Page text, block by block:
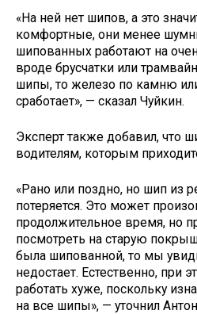
«На ней нет шипов, а это
комфортные, они менее
шипованных работают на
вроде брусчатки или
шипы, то железо по камню
сработает», — сказал Чуйкин.
Эксперт также добавил, что
водителям, которым
«Рано или поздно, но шип из
потеряется. Это может
продолжительное время, но
посмотреть на старую
была шипованной, то мы
недостает. Естественно, при
работать хуже, поскольку
на все шипы», — уточнил